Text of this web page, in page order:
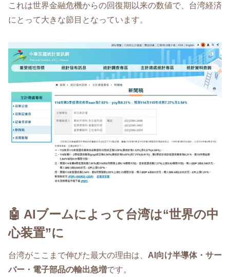
これは世界金融危機からの回復期以来の数値で、台湾経済
にとって大きな節目となっています。
🤖 AIブームによって台湾は“世界の中
心装置”に
台湾がここまで伸びた最大の理由は、 AI向け半導体・サー
バー・電子部品の輸出急増です。